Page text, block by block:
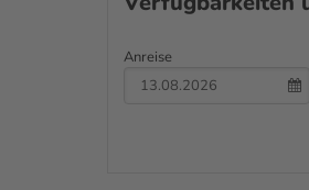
Anreise